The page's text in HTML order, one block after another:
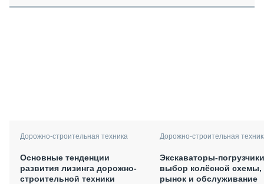
Дорожно-строительная техника
Основные тенденции
развития лизинга дорожно-
строительной техники
Дорожно-строительная
Экскаваторы-
выбор колёсной схемы,
рынок и обслуживание